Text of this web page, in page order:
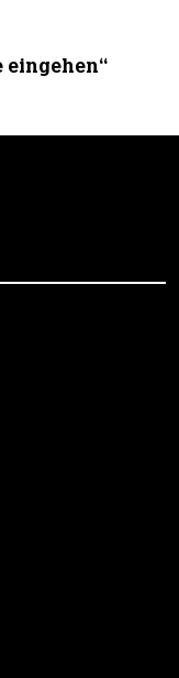
eingehen“